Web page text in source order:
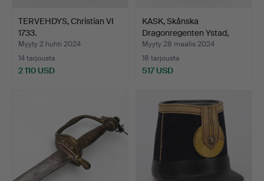
TERVEHDYS, Christian VI
1733.
Myyty 2 huhti 2024
14 tarjousta
2 110 USD
KASK, Skånska
Dragonregenten Ystad,
origin…
Myyty 28 maalis 2024
18 tarjousta
517 USD